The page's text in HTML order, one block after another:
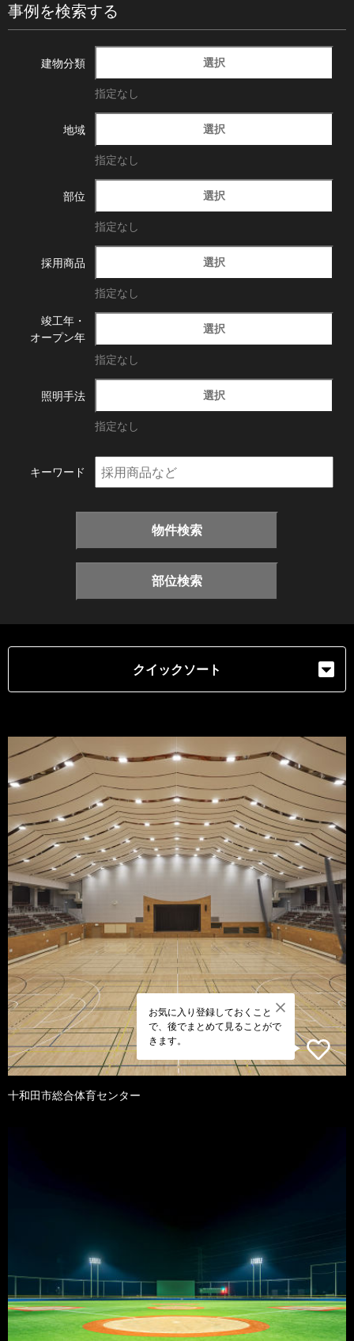
事例を検索する
建物分類 選択
指定なし
地域 選択
指定なし
部位 選択
指定なし
採用商品 選択
指定なし
竣工年・
オープン年
選択
指定なし
照明手法 選択
指定なし
キーワード
物件検索
部位検索
クイックソート
お気に入り登録しておくこと
で、後でまとめて見ることがで
きます。
十和田市総合体育センター